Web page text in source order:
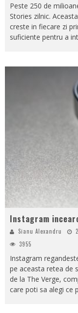
Peste 250 de
Stories zilnic.
creste in fiecare zi
suficiente pentru a
Instagram
Sianu Alexandru
3955
Instagram
pe aceasta retea de
de la The Verge,
care poti sa alegi ce